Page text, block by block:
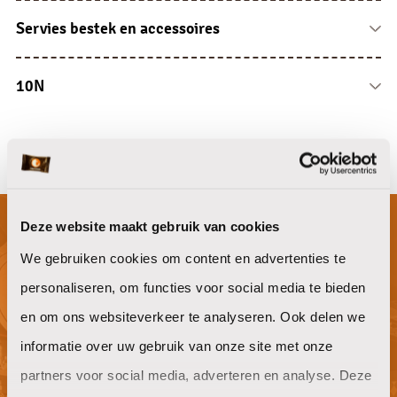
Deze website maakt gebruik van cookies
We gebruiken cookies om content en advertenties te
personaliseren, om functies voor social media te bieden
en om ons websiteverkeer te analyseren. Ook delen we
informatie over uw gebruik van onze site met onze
partners voor social media, adverteren en analyse. Deze
Limonade siropen
Zepen en lotions
Dispensers
Reinigingsartikelen
Overige
Servies bestek en accessoires
Porselein
Glaswerk
10N
Niet gevonden waar je naar op zoek
bent?